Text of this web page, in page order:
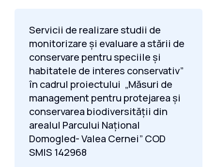
Servicii de realizare studii de
monitorizare și evaluare a stării de
conservare pentru speciile și
habitatele de interes conservativ”
în cadrul proiectului „Măsuri de
management pentru protejarea și
conservarea biodiversității din
arealul Parcului Național
Domogled- Valea Cernei” COD
SMIS 142968